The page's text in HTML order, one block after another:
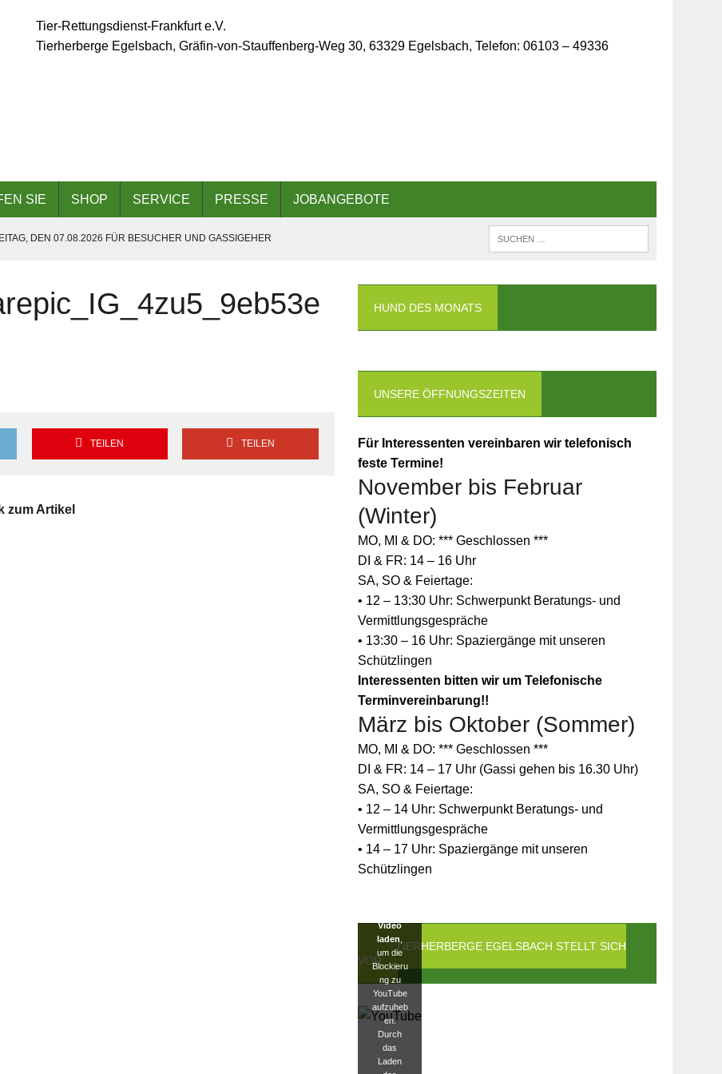
Tier-Rettungsdienst-Frankfurt e.V.
Tierherberge Egelsbach, Gräfin-von-Stauffenberg-Weg 30, 63329 Egelsbach, Telefon: 06103 – 49336
SIE SHOP SERVICE PRESSE JOBANGEBOTE
DEN 07.08.2026 FÜR BESUCHER UND GASSIGEHER
AUFGRUND DER ANGESAGTEN HITZEWELLE AUS
AM 06.09.2026
TEILEN TEILEN
zum Artikel
HUND DES MONATS
UNSERE ÖFFNUNGSZEITEN
Für Interessenten vereinbaren wir telefonisch
feste Termine!
November bis Februar
(Winter)
MO, MI & DO: *** Geschlossen ***
DI & FR: 14 – 16 Uhr
SA, SO & Feiertage:
• 12 – 13:30 Uhr: Schwerpunkt Beratungs- und
Vermittlungsgespräche
• 13:30 – 16 Uhr: Spaziergänge mit unseren
Schützlingen
Interessenten bitten wir um Telefonische
Terminvereinbarung!!
März bis Oktober (Sommer)
MO, MI & DO: *** Geschlossen ***
DI & FR: 14 – 17 Uhr (Gassi gehen bis 16.30 Uhr)
SA, SO & Feiertage:
• 12 – 14 Uhr: Schwerpunkt Beratungs- und
Vermittlungsgespräche
• 14 – 17 Uhr: Spaziergänge mit unseren
Schützlingen
DIE TIERHERBERGE EGELSBACH STELLT SICH
VOR
Zum
Schutz
Ihrer
persönlic
hen
Daten ist
die
Verbindun
g zu
blockiert
Video
laden
um die
Blockieru
ng zu
YouTube
aufzuheb
en.
Durch
das
Laden